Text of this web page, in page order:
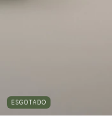
ESGOTADO